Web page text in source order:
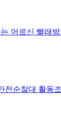
어르신 빨래
전순찰대 활동